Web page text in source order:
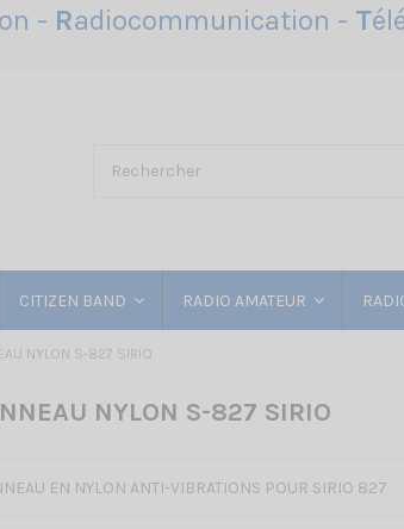
- Radiocommunication - T
CITIZEN BAND RADIO AMATEUR
NYLON S-827 SIRIO
NYLON S-827 SIRIO
EN NYLON ANTI-VIBRATIONS POUR SIRIO 827